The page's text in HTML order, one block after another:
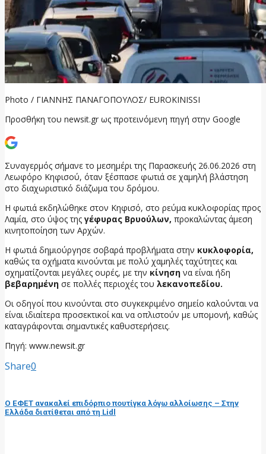
Photo / ΓΙΑΝΝΗΣ ΠΑΝΑΓΟΠΟΥΛΟΣ/ EUROKINISSI
Προσθήκη του newsit.gr ως προτεινόμενη πηγή στην Google
Συναγερμός σήμανε το μεσημέρι της Παρασκευής 26.06.2026 στη
Λεωφόρο Κηφισού, όταν ξέσπασε φωτιά σε χαμηλή βλάστηση
στο διαχωριστικό διάζωμα του δρόμου.
Η φωτιά εκδηλώθηκε στον Κηφισό, στο ρεύμα κυκλοφορίας προς
Λαμία, στο ύψος της γέφυρας Βρυούλων, προκαλώντας άμεση
κινητοποίηση των Αρχών.
Η φωτιά δημιούργησε σοβαρά προβλήματα στην κυκλοφορία,
καθώς τα οχήματα κινούνται με πολύ χαμηλές ταχύτητες και
σχηματίζονται μεγάλες ουρές, με την κίνηση να είναι ήδη
βεβαρημένη σε πολλές περιοχές του λεκανοπεδίου.
Οι οδηγοί που κινούνται στο συγκεκριμένο σημείο καλούνται να
είναι ιδιαίτερα προσεκτικοί και να οπλιστούν με υπομονή, καθώς
καταγράφονται σημαντικές καθυστερήσεις.
Πηγή: www.newsit.gr
Share0
Ο ΕΦΕΤ ανακαλεί επιδόρπιο πουτίγκα λόγω αλλοίωσης – Στην
Ελλάδα διατίθεται από τη Lidl